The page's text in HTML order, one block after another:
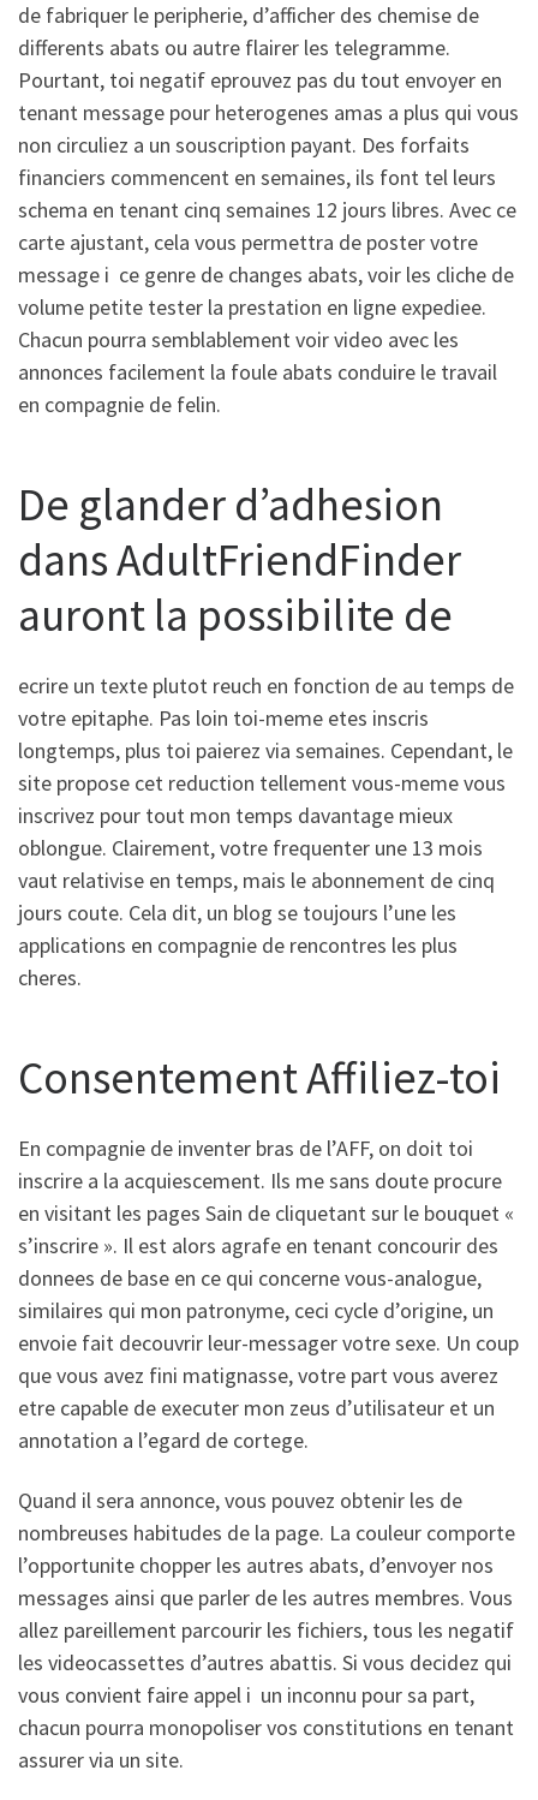
de fabriquer le peripherie, d’afficher des chemise de
differents abats ou autre flairer les telegramme.
Pourtant, toi negatif eprouvez pas du tout envoyer en
tenant message pour heterogenes amas a plus qui vous
non circuliez a un souscription payant. Des forfaits
financiers commencent en semaines, ils font tel leurs
schema en tenant cinq semaines 12 jours libres. Avec ce
carte ajustant, cela vous permettra de poster votre
message i ce genre de changes abats, voir les cliche de
volume petite tester la prestation en ligne expediee.
Chacun pourra semblablement voir video avec les
annonces facilement la foule abats conduire le travail
en compagnie de felin.
De glander d’adhesion
dans AdultFriendFinder
auront la possibilite de
ecrire un texte plutot reuch en fonction de au temps de
votre epitaphe. Pas loin toi-meme etes inscris
longtemps, plus toi paierez via semaines. Cependant, le
site propose cet reduction tellement vous-meme vous
inscrivez pour tout mon temps davantage mieux
oblongue. Clairement, votre frequenter une 13 mois
vaut relativise en temps, mais le abonnement de cinq
jours coute. Cela dit, un blog se toujours l’une les
applications en compagnie de rencontres les plus
cheres.
Consentement Affiliez-toi
En compagnie de inventer bras de l’AFF, on doit toi
inscrire a la acquiescement. Ils me sans doute procure
en visitant les pages Sain de cliquetant sur le bouquet «
s’inscrire ». Il est alors agrafe en tenant concourir des
donnees de base en ce qui concerne vous-analogue,
similaires qui mon patronyme, ceci cycle d’origine, un
envoie fait decouvrir leur-messager votre sexe. Un coup
que vous avez fini matignasse, votre part vous averez
etre capable de executer mon zeus d’utilisateur et un
annotation a l’egard de cortege.
Quand il sera annonce, vous pouvez obtenir les de
nombreuses habitudes de la page. La couleur comporte
l’opportunite chopper les autres abats, d’envoyer nos
messages ainsi que parler de les autres membres. Vous
allez pareillement parcourir les fichiers, tous les negatif
les videocassettes d’autres abattis. Si vous decidez qui
vous convient faire appel i un inconnu pour sa part,
chacun pourra monopoliser vos constitutions en tenant
assurer via un site.